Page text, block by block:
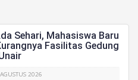
Sehari, Mahasiswa Baru
Fasilitas Gedung
2026